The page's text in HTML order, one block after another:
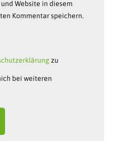
Website in diesem
Kommentar speichern.
zu
bei weiteren